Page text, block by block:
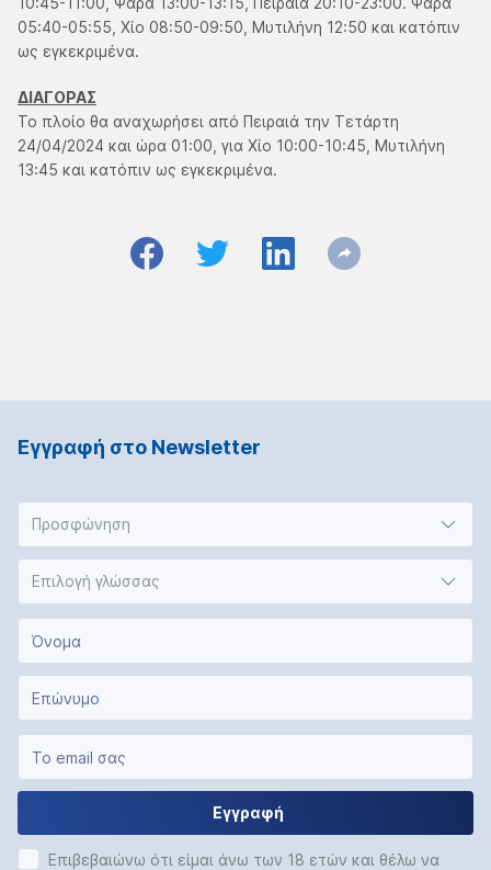
05:40-05:55, Χίο 08:50-09:50, Μυτιλήνη 12:50 και κατόπιν
ως εγκεκριμένα.
ΔΙΑΓΟΡΑΣ
Το πλοίο θα αναχωρήσει από Πειραιά την Τετάρτη
24/04/2024 και ώρα 01:00, για Χίο 10:00-10:45, Μυτιλήνη
13:45 και κατόπιν ως εγκεκριμένα.
Εγγραφή στο Νewsletter
Προσφώνηση
Επιλογή γλώσσας
Εγγραφή
Επιβεβαιώνω ότι είμαι άνω των 18 ετών και θέλω να